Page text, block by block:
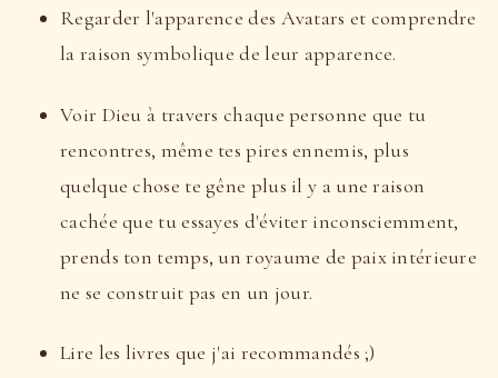
Regarder l'apparence des Avatars et comprendre
la raison symbolique de leur apparence.
Voir Dieu à travers chaque personne que tu
rencontres, même tes pires ennemis, plus
quelque chose te gêne plus il y a une raison
cachée que tu essayes d'éviter inconsciemment,
prends ton temps, un royaume de paix intérieure
ne se construit pas en un jour.
Lire les livres que j'ai recommandés ;)